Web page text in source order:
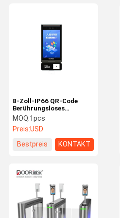
8-Zoll-IP66 QR-Code
Berührungsloses
biometrisches
Gesichtserkennungs-
Zugriffsteuerungsterminal
für einfachen und
schnellen Zugriff
MOQ:1pcs
Preis:USD
Bestpreis
KONTAKT